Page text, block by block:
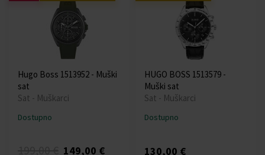
Hugo Boss 1513952 - Muški
sat
Sat - Muškarci
Dostupno
149,00 €
HUGO BOSS 1513579 -
Muški sat
Sat - Muškarci
Dostupno
130,00 €